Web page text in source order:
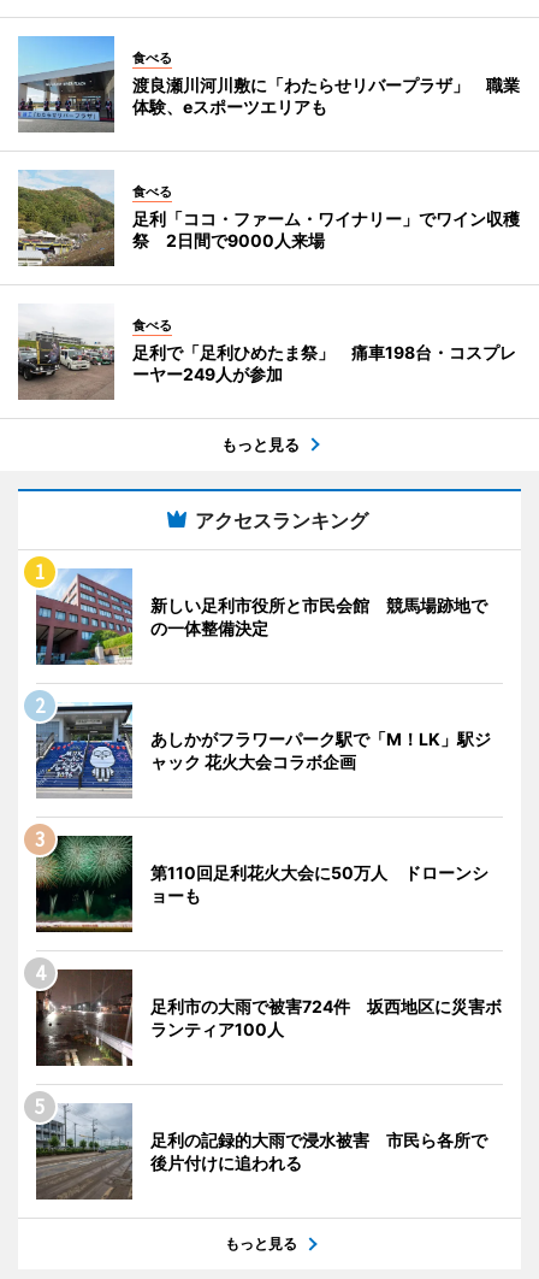
食べる
渡良瀬川河川敷に「わたらせリバープラザ」 職業
体験、eスポーツエリアも
食べる
足利「ココ・ファーム・ワイナリー」でワイン収穫
祭 2日間で9000人来場
食べる
足利で「足利ひめたま祭」 痛車198台・コスプレ
ーヤー249人が参加
もっと見る
アクセスランキング
新しい足利市役所と市民会館 競馬場跡地で
の一体整備決定
あしかがフラワーパーク駅で「M！LK」駅ジ
ャック 花火大会コラボ企画
第110回足利花火大会に50万人 ドローンシ
ョーも
足利市の大雨で被害724件 坂西地区に災害ボ
ランティア100人
足利の記録的大雨で浸水被害 市民ら各所で
後片付けに追われる
もっと見る